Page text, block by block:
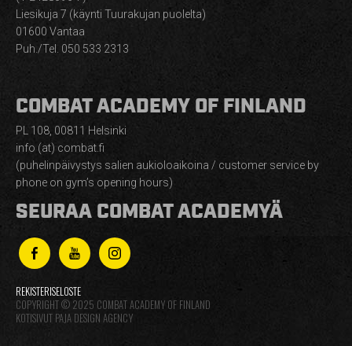
Liesikuja 7 (käynti Tuurakujan puolelta)
01600 Vantaa
Puh./Tel. 050 533 2313
COMBAT ACADEMY OF FINLAND
PL 108, 00811 Helsinki
info (at) combat.fi
(puhelinpäivystys salien aukioloaikoina / customer service by
phone on gym’s opening hours)
SEURAA COMBAT ACADEMYÄ
REKISTERISELOSTE
COPYRIGHT © 2025 COMBAT ACADEMY OF FINLAND
KOTISIVUT PAJA DESIGN AGENCY